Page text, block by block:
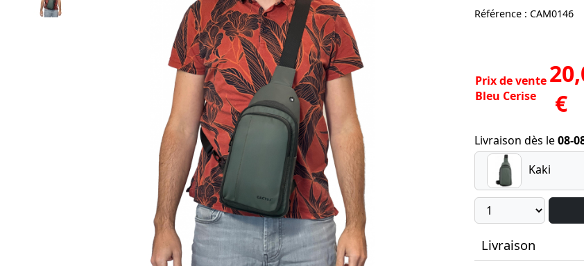
Référence : CAM0146
Prix de vente
Bleu Cerise
€
Livraison dès le08-
Kaki
Livraison